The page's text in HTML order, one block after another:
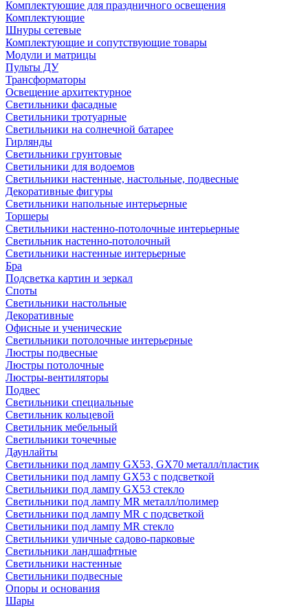
Комплектующие для праздничного освещения
Комплектующие
Шнуры сетевые
Комплектующие и сопутствующие товары
Модули и матрицы
Пульты ДУ
Трансформаторы
Освещение архитектурное
Светильники фасадные
Светильники тротуарные
Светильники на солнечной батарее
Гирлянды
Светильники грунтовые
Светильники для водоемов
Светильники настенные, настольные, подвесные
Декоративные фигуры
Светильники напольные интерьерные
Торшеры
Светильники настенно-потолочные интерьерные
Светильник настенно-потолочный
Светильники настенные интерьерные
Бра
Подсветка картин и зеркал
Споты
Светильники настольные
Декоративные
Офисные и ученические
Светильники потолочные интерьерные
Люстры подвесные
Люстры потолочные
Люстры-вентиляторы
Подвес
Светильники специальные
Светильник кольцевой
Светильник мебельный
Светильники точечные
Даунлайты
Светильники под лампу GX53, GX70 металл/пластик
Светильники под лампу GX53 с подсветкой
Светильники под лампу GX53 стекло
Светильники под лампу MR металл/полимер
Светильники под лампу MR с подсветкой
Светильники под лампу MR стекло
Светильники уличные садово-парковые
Светильники ландшафтные
Светильники настенные
Светильники подвесные
Опоры и основания
Шары